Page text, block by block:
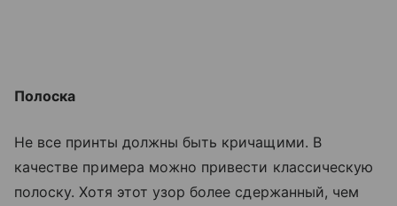
Полоска
Не все принты должны быть кричащими. В
качестве примера можно привести классическую
полоску. Хотя этот узор более сдержанный, чем